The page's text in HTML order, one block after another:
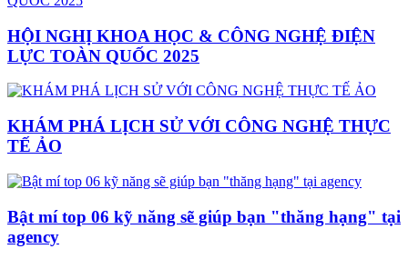
HỘI NGHỊ KHOA HỌC & CÔNG NGHỆ ĐIỆN
LỰC TOÀN QUỐC 2025
KHÁM PHÁ LỊCH SỬ VỚI CÔNG NGHỆ THỰC
TẾ ẢO
Bật mí top 06 kỹ năng sẽ giúp bạn "thăng hạng" tại
agency